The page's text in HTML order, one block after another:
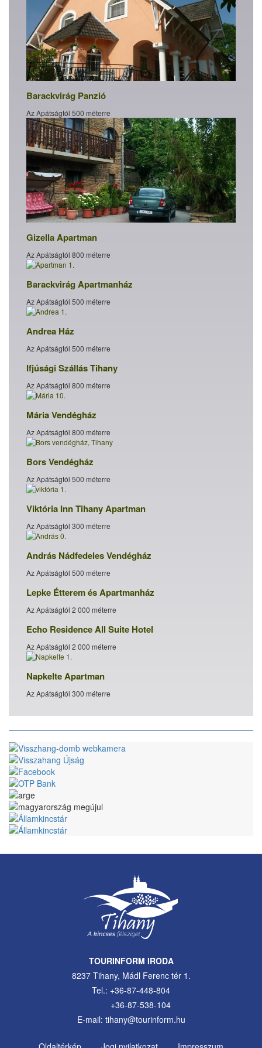
Barackvirág Panzió
Az Apátságtól 500 méterre
Gizella Apartman
Az Apátságtól 800 méterre
Barackvirág Apartmanház
Az Apátságtól 500 méterre
Andrea Ház
Az Apátságtól 500 méterre
Ifjúsági Szállás Tihany
Az Apátságtól 800 méterre
Mária Vendégház
Az Apátságtól 800 méterre
Bors Vendégház
Az Apátságtól 500 méterre
Viktória Inn Tihany Apartman
Az Apátságtól 300 méterre
András Nádfedeles Vendégház
Az Apátságtól 500 méterre
Lepke Étterem és Apartmanház
Az Apátságtól 2 000 méterre
Echo Residence All Suite Hotel
Az Apátságtól 2 000 méterre
Napkelte Apartman
Az Apátságtól 300 méterre
TOURINFORM IRODA
8237 Tihany, Mádl Ferenc tér 1.
Tel.: +36-87-448-804
+36-87-538-104
E-mail: tihany@tourinform.hu